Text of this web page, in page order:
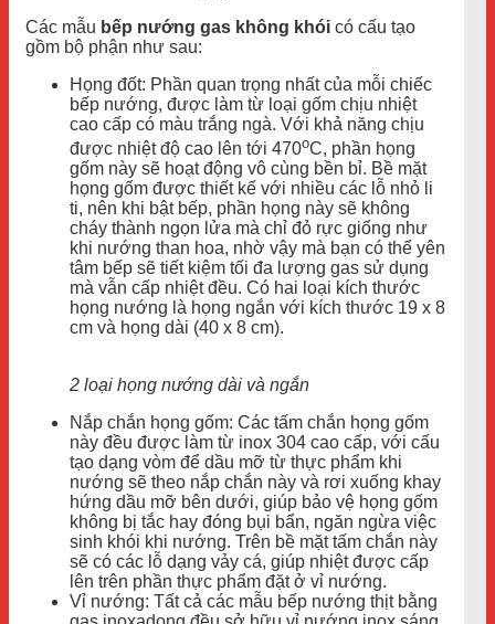
Các mẫu bếp nướng gas không khói có cấu tạo
gồm bộ phận như sau:
Họng đốt: Phần quan trọng nhất của mỗi chiếc
bếp nướng, được làm từ loại gốm chịu nhiệt
cao cấp có màu trắng ngà. Với khả năng chịu
được nhiệt độ cao lên tới 470oC, phần họng
gốm này sẽ hoạt động vô cùng bền bỉ. Bề mặt
họng gốm được thiết kế với nhiều các lỗ nhỏ li
ti, nên khi bật bếp, phần họng này sẽ không
cháy thành ngọn lửa mà chỉ đỏ rực giống như
khi nướng than hoa, nhờ vậy mà bạn có thể yên
tâm bếp sẽ tiết kiệm tối đa lượng gas sử dụng
mà vẫn cấp nhiệt đều. Có hai loại kích thước
họng nướng là họng ngắn với kích thước 19 x 8
cm và họng dài (40 x 8 cm).
2 loại họng nướng dài và ngắn
Nắp chắn họng gốm: Các tấm chắn họng gốm
này đều được làm từ inox 304 cao cấp, với cấu
tạo dạng vòm để dầu mỡ từ thực phẩm khi
nướng sẽ theo nắp chắn này và rơi xuống khay
hứng dầu mỡ bên dưới, giúp bảo vệ họng gốm
không bị tắc hay đóng bụi bẩn, ngăn ngừa việc
sinh khói khi nướng. Trên bề mặt tấm chắn này
sẽ có các lỗ dạng vảy cá, giúp nhiệt được cấp
lên trên phần thực phẩm đặt ở vỉ nướng.
Vỉ nướng: Tất cả các mẫu bếp nướng thịt bằng